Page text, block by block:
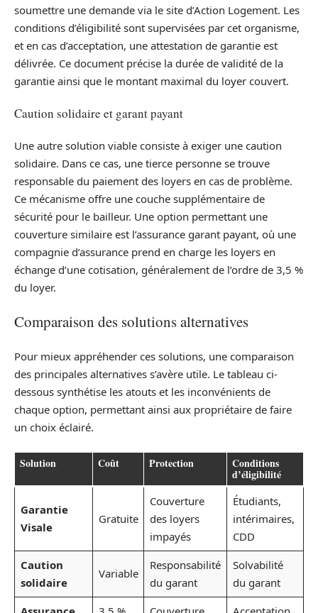
soumettre une demande via le site d’Action Logement. Les
conditions d’éligibilité sont supervisées par cet organisme,
et en cas d’acceptation, une attestation de garantie est
délivrée. Ce document précise la durée de validité de la
garantie ainsi que le montant maximal du loyer couvert.
Caution solidaire et garant payant
Une autre solution viable consiste à exiger une caution
solidaire. Dans ce cas, une tierce personne se trouve
responsable du paiement des loyers en cas de problème.
Ce mécanisme offre une couche supplémentaire de
sécurité pour le bailleur. Une option permettant une
couverture similaire est l’assurance garant payant, où une
compagnie d’assurance prend en charge les loyers en
échange d’une cotisation, généralement de l’ordre de 3,5 %
du loyer.
Comparaison des solutions alternatives
Pour mieux appréhender ces solutions, une comparaison
des principales alternatives s’avère utile. Le tableau ci-
dessous synthétise les atouts et les inconvénients de
chaque option, permettant ainsi aux propriétaire de faire
un choix éclairé.
Solution Coût Protection Conditions
d’éligibilité
Garantie
Visale
Gratuite
Couverture
des loyers
impayés
Étudiants,
intérimaires,
CDD
Caution
solidaire
Variable
Responsabilité
du garant
Solvabilité
du garant